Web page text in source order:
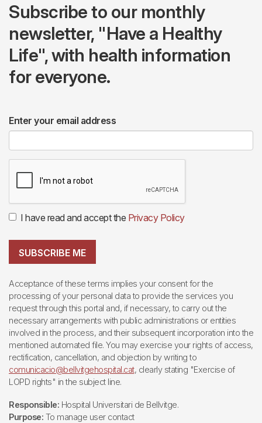
Subscribe to our monthly
newsletter, "Have a Healthy
Life", with health information
for everyone.
Enter your email address
I have read and accept the Privacy Policy
SUBSCRIBE ME
Acceptance of these terms implies your consent for the
processing of your personal data to provide the services you
request through this portal and, if necessary, to carry out the
necessary arrangements with public administrations or entities
involved in the process, and their subsequent incorporation into the
mentioned automated file. You may exercise your rights of access,
rectification, cancellation, and objection by writing to
comunicacio@bellvitgehospital.cat, clearly stating "Exercise of
LOPD rights" in the subject line.
Responsible: Hospital Universitari de Bellvitge.
Purpose: To manage user contact